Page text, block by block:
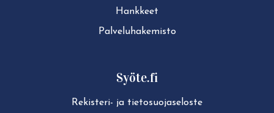
Hankkeet
Pal­ve­lu­ha­ke­mis­to
Syöte.fi
Rekisteri- ja tie­to­suo­ja­se­los­te